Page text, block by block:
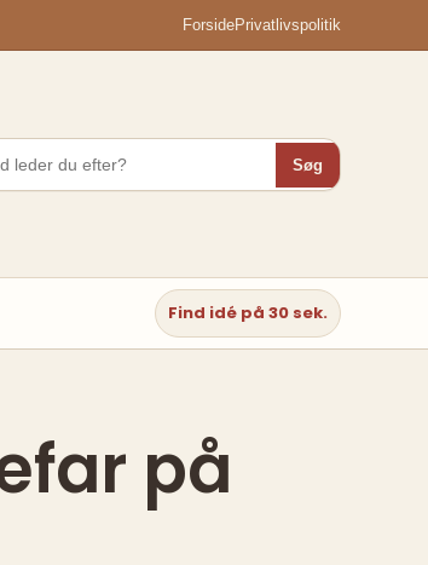
ForsidePrivatlivspolitik
Søg
Find idé på 30 sek.
på